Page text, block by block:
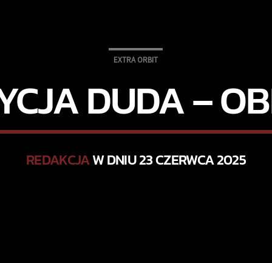
EXTRA ORBIT
DUDA –
REDAKCJAW DNIU 23 CZERWCA 2025